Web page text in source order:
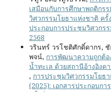
เสมือนกับการศึกษาพฤติกร
วิศวกรรมโยธาแห่งชาติ ครั้
ประกอบการประชุมวิศวกร
2568
วรินทร์ วรโชติศักดิ์ดากร,
พจน์, การพัฒนาความถูกต้อ
น้ำทะเล ด้วยสถานีอ้างอิงด
, การประชุมวิศวกรรมโยธ
(2025): เอกสารประกอบก